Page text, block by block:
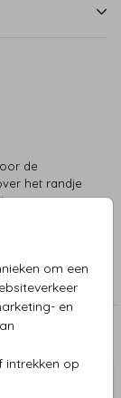
om een
en
intrekken op
de
het randje